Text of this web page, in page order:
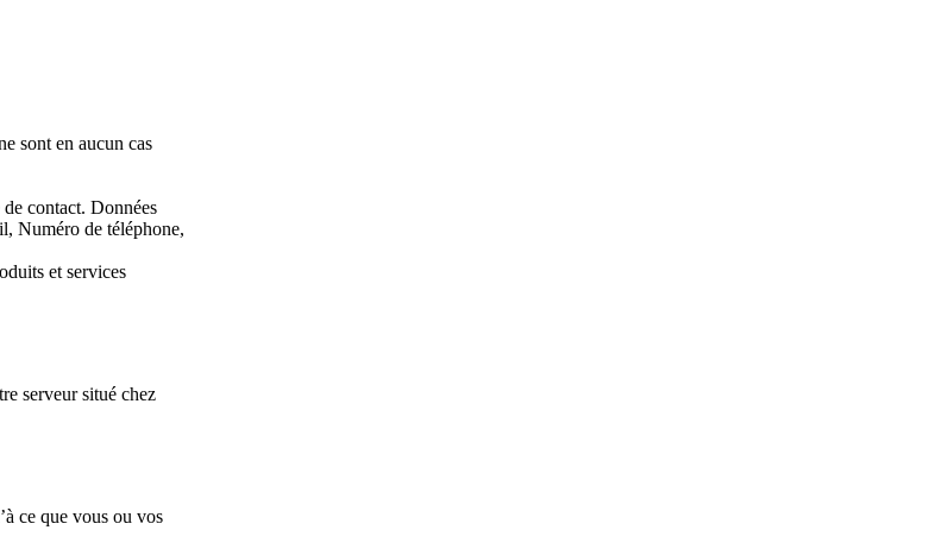
sont en aucun cas
contact. Données
Numéro de téléphone,
et services
serveur situé chez
ce que vous ou vos